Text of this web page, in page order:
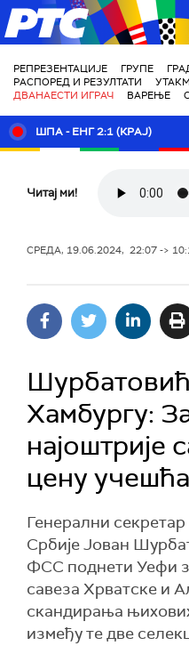
РТС
РЕПРЕЗЕНТАЦИЈЕ ГРУПЕ
РАСПОРЕД И РЕЗУЛТАТИ
ДВАНАЕСТИ ИГРАЧ
ВАРЕЊЕ
ШПА - ЕНГ 2:1 (КРАЈ)
Читај ми!
СРЕДА, 19.06.2024, 22:07 ->
Хамбургу:
најоштрије
цену
Генерални
Србије Јован
ФСС поднети Уефи
савеза Хрватске и
скандирања
између те две